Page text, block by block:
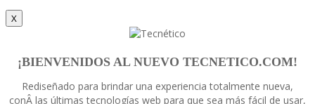
X
¡BIENVENIDOS AL NUEVO TECNETICO.COM!
Rediseñado para brindar una experiencia totalmente nueva,
conÂ las últimas tecnologí­as web para que sea más fácil de usar,